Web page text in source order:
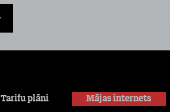
Tarifu plāni Mājas internets